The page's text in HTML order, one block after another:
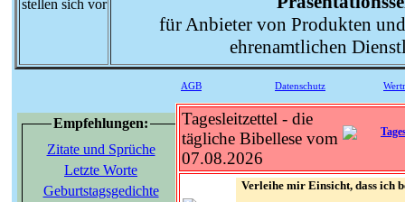
für Anbieter von Produkten
ehrenamtlichen
AGB Datenschutz
Empfehlungen:
Zitate und Sprüche
Letzte Worte
Geburtstagsgedichte
Tagesleitzettel - die
tägliche Bibellese vom
07.08.2026
Verleihe mir Einsicht, dass ich